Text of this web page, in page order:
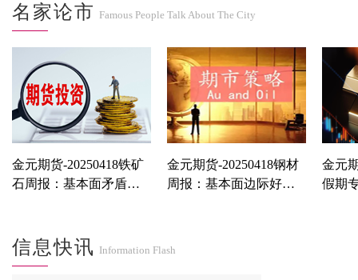
名家论市 Famous People Talk About The City
金元期货-20250418铁矿
石周报：基本面矛盾不
金元期货-20250418钢材
周报：基本面边际好
金元
假期
信息快讯 Information Flash